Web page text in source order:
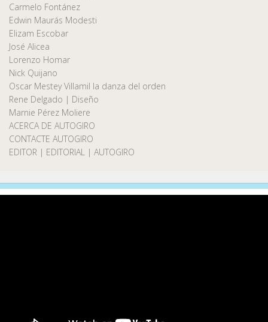
Carmelo Fontánez
Edwin Maurás Modesti
Elizam Escobar
José Alicea
Lorenzo Homar
Nick Quijano
Oscar Mestey Villamil la danza del orden
Rene Delgado | Diseño
Marnie Pérez Moliere
ACERCA DE AUTOGIRO
CONTACTE AUTOGIRO
EDITOR | EDITORIAL | AUTOGIRO